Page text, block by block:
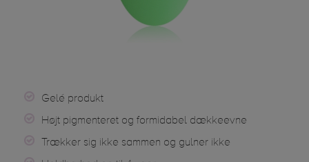
Gelé produkt
Højt pigmenteret og formidabel dækkeevne
Trækker sig ikke sammen og gulner ikke